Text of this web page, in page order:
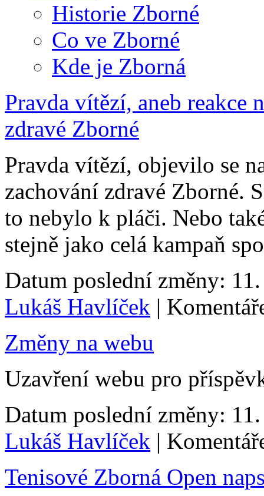
Historie Zborné
Co ve Zborné
Kde je Zborná
Pravda vítězí, aneb reakce
zdravé Zborné
Pravda vítězí, objevilo se
zachování zdravé Zborné.
to nebylo k pláči. Nebo
stejně jako celá kampaň
Datum poslední změny:
Lukáš Havlíček |
Změny na webu
Uzavření webu pro
Datum poslední změny:
Lukáš Havlíček |
Tenisové Zborná Open